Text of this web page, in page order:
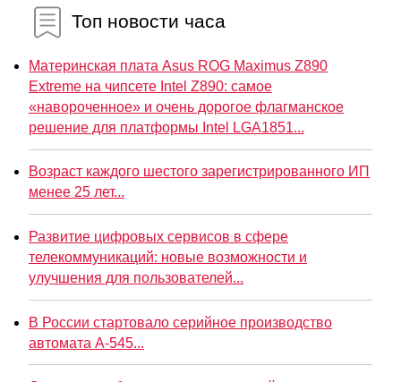
Топ новости часа
Материнская плата Asus ROG Maximus Z890
Extreme на чипсете Intel Z890: самое
«навороченное» и очень дорогое флагманское
решение для платформы Intel LGA1851...
Возраст каждого шестого зарегистрированного ИП
менее 25 лет...
Развитие цифровых сервисов в сфере
телекоммуникаций: новые возможности и
улучшения для пользователей...
В России стартовало серийное производство
автомата А-545...